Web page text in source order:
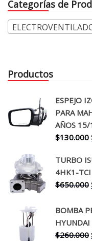
Categorías de
Productos
ESPEJO
PARA
AÑOS
$130.000
TURBO
4HK1-
$650.000
BOMBA
$260.000